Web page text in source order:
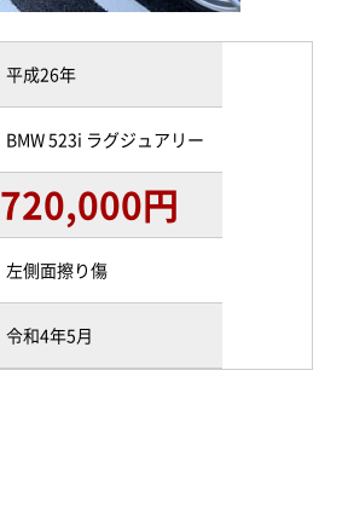
平成26年
BMW 523i ラグジュアリー
720,000円
左側面擦り傷
令和4年5月